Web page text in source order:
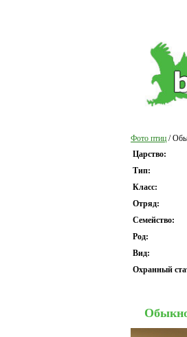
Фото птиц /
Царство:
Тип:
Класс:
Отряд:
Семейство:
Род:
Вид:
Охранный